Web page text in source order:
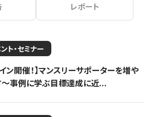
レポート
ト・セミナー
ン開催！】マンスリーサポーターを増や
事例に学ぶ目標達成に近...